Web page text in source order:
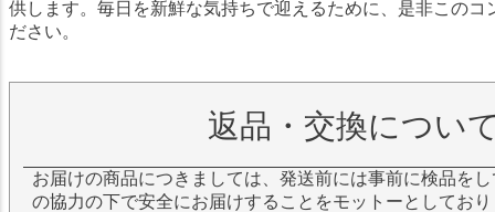
供します。毎日を新鮮な気持ちで迎えるために、是非このコ
ださい。
返品・交換につい
お届けの商品につきましては、発送前には事前に検品を
の協力の下で安全にお届けすることをモットーとしてお